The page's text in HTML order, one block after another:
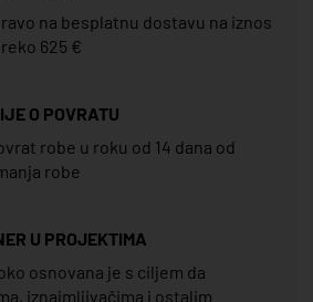
na besplatnu dostavu na iznos
625 €
O POVRATU
robe u roku od 14 dana od
robe
U PROJEKTIMA
osnovana je s ciljem da
iznajmljivačima i ostalim